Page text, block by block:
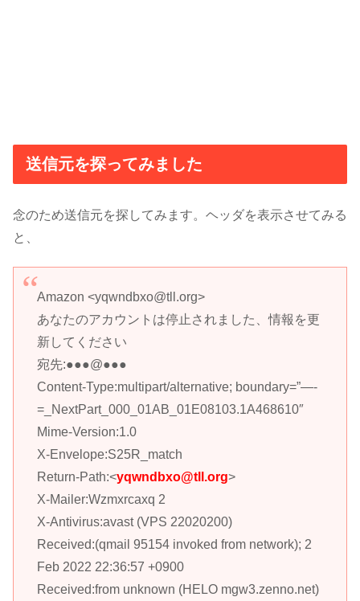
送信元を探ってみました
念のため送信元を探してみます。ヘッダを表示させてみる
と、
Amazon <yqwndbxo@tll.org>
あなたのアカウントは停止されました、情報を更
新してください
宛先:●●●@●●●
Content-Type:multipart/alternative; boundary=”—-
=_NextPart_000_01AB_01E08103.1A468610″
Mime-Version:1.0
X-Envelope:S25R_match
Return-Path:<yqwndbxo@tll.org>
X-Mailer:Wzmxrcaxq 2
X-Antivirus:avast (VPS 22020200)
Received:(qmail 95154 invoked from network); 2
Feb 2022 22:36:57 +0900
Received:from unknown (HELO mgw3.zenno.net)